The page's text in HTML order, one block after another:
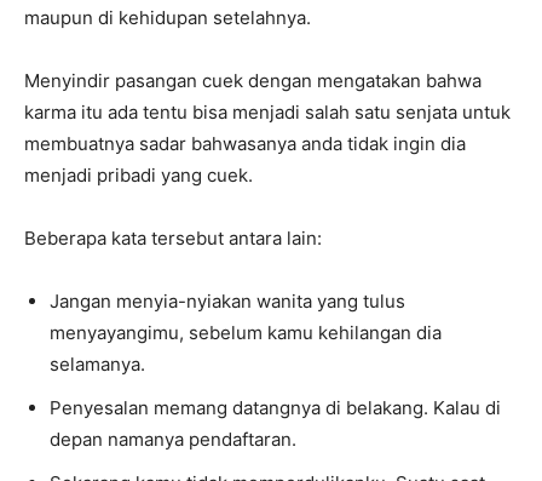
maupun di kehidupan setelahnya.
Menyindir pasangan cuek dengan mengatakan bahwa
karma itu ada tentu bisa menjadi salah satu senjata untuk
membuatnya sadar bahwasanya anda tidak ingin dia
menjadi pribadi yang cuek.
Beberapa kata tersebut antara lain:
Jangan menyia-nyiakan wanita yang tulus
menyayangimu, sebelum kamu kehilangan dia
selamanya.
Penyesalan memang datangnya di belakang. Kalau di
depan namanya pendaftaran.